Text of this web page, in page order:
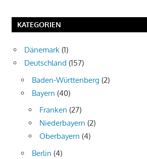
KATEGORIEN
Dänemark (1)
Deutschland (157)
Baden-Württenberg (2)
Bayern (40)
Franken (27)
Niederbayern (2)
Oberbayern (4)
Berlin (4)